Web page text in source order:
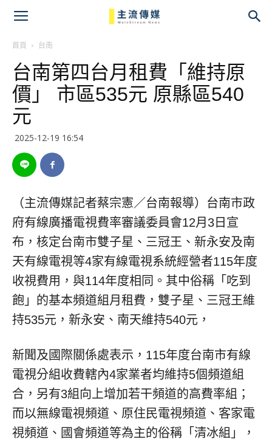
首頁 台南
台南第四台月租費「維持原
價」 市區535元 原縣區540
元
2025-12-19 16:54
（主流傳媒記者蔡宗憲／台南報導）台南市政
府有線廣播電視費率審議委員會12月3日宣
布，核定台南市雙子星、三冠王、新永安及南
天有線電視等4家有線電視系統經營者115年度
收視費用，與114年度相同。其中俗稱「吃到
飽」的基本頻道組月租費，雙子星、三冠王維
持535元，新永安、南天維持540元，
新聞及國際關係處表示，115年度台南市有線
電視分組收費轄內4家業者均維持5個頻道組
合，另有3組向上增加若干頻道的高費率組；
而以無線電視頻道、原住民電視頻道、客家電
視頻道、國會頻道等為主的俗稱「清冰組」，